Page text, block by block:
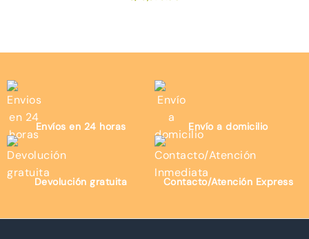
Envíos en 24 horas Envío a domicilio
Devolución gratuita Contacto/Atención Express